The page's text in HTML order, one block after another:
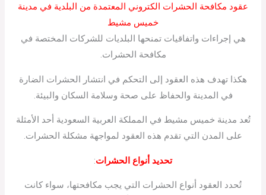
عقود مكافحة الحشرات الكتروني المعتمدة من البلدية في مدينة
خميس مشيط
هي إجراءات واتفاقيات تمنحها البلديات للشركات المختصة في
مكافحة الحشرات.
هكذا تهدف هذه العقود إلى التحكم في انتشار الحشرات الضارة
في المدينة والحفاظ على صحة وسلامة السكان والبيئة.
تُعد مدينة خميس مشيط في المملكة العربية السعودية أحد الأمثلة
على المدن التي تقدم هذه العقود لمواجهة مشكلة الحشرات.
تحديد أنواع الحشرات:
تُحدد العقود أنواع الحشرات التي يجب مكافحتها، سواء كانت